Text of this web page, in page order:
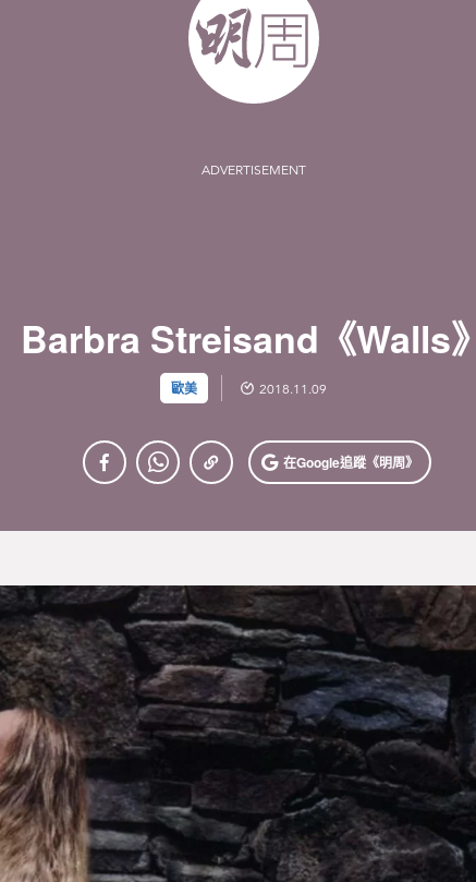
ADVERTISEMENT
Barbra Streisand《Walls》
歐美 2018.11.09
在Google追蹤《明周》